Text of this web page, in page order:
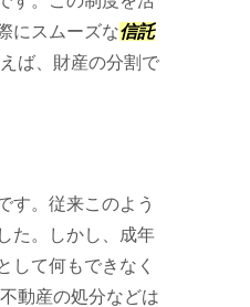
にスムーズな信託
ば、財産の分割で
す。従来このよう
た。しかし、成年
して何もできなく
動産の処分などは